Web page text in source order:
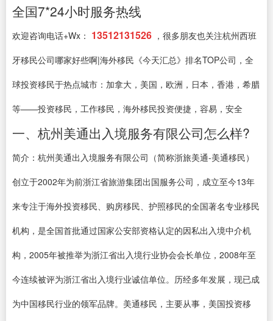
全国7*24小时服务热线
欢迎咨询电话+Wx： 13512131526 ，很多朋友也关注杭州西班
牙移民公司哪家好些啊|海外移民《今天汇总》排名TOP公司，全
球投资移民于热点城市：加拿大，美国，欧洲，日本，香港，希腊
等——投资移民，工作移民，海外移民投资便捷，容易，安全
一、杭州美通出入境服务有限公司怎么样?
简介：杭州美通出入境服务有限公司（简称浙旅美通-美通移民）
创立于2002年为前浙江省旅游集团出国服务公司，成立至今13年
来专注于海外投资移民、购房移民、护照移民的全国著名专业移民
机构，是全国首批通过国家公安部资格认定的因私出入境中介机
构，2005年被推举为浙江省出入境行业协会会长单位，2008年至
今连续被评为浙江省出入境行业诚信单位。历经多年发展，现已成
为中国移民行业的领军品牌。美通移民，主要从事，美国投资移